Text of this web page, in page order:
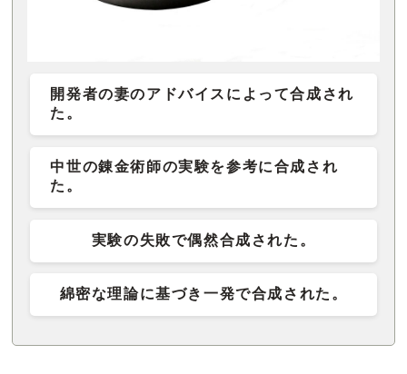
開発者の妻のアドバイスによって合成され
た。
中世の錬金術師の実験を参考に合成され
た。
実験の失敗で偶然合成された。
綿密な理論に基づき一発で合成された。